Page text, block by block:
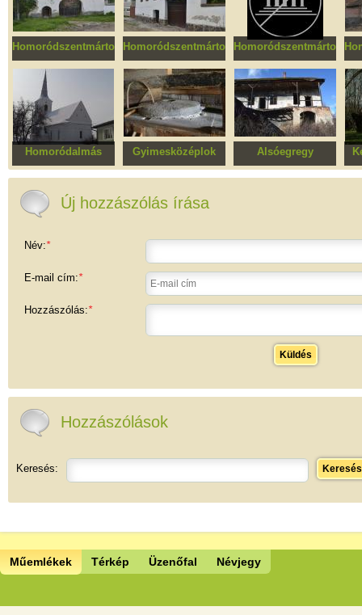
Homoródszentmárton
Ugron kúria
Homoródszentmárton
Bató Vilmos
gazdasága
Homoródszentmárton
Blága Andrásné
gazdasága
Homoródalmás
Unitárius templom
Gyimesközéplok
Vízimalom
Alsóegregy
Malom, egykori
Új hozzászólás írása
Név:*
E-mail cím:*
Hozzászólás:*
Küldés
Hozzászólások
Keresés: Keresés
Műemlékek Térkép Üzenőfal Névjegy